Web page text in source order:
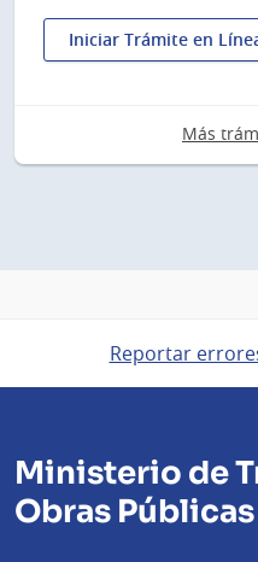
convenios
existentes
Iniciar Trámite en
:
descargos
de
Más
Reportar
Ministerio de
Obras Públicas